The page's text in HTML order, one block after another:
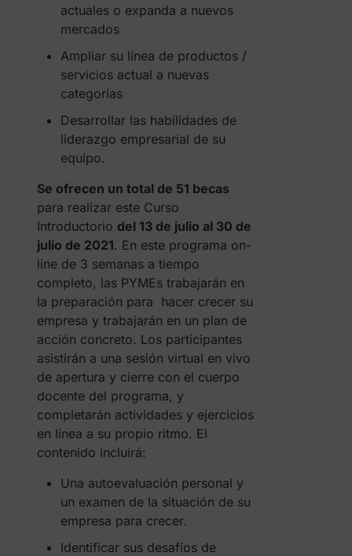
actuales o expanda a nuevos
mercados
Ampliar su línea de productos /
servicios actual a nuevas
categorías
Desarrollar las habilidades de
liderazgo empresarial de su
equipo.
Se ofrecen un total de 51 becas
para realizar este Curso
Introductorio del 13 de julio al 30 de
julio de 2021. En este programa on-
line de 3 semanas a tiempo
completo, las PYMEs trabajarán en
la preparación para hacer crecer su
empresa y trabajarán en un plan de
acción concreto. Los participantes
asistirán a una sesión virtual en vivo
de apertura y cierre con el cuerpo
docente del programa, y
completarán actividades y ejercicios
en línea a su propio ritmo. El
contenido incluirá:
Una autoevaluación personal y
un examen de la situación de su
empresa para crecer.
Identificar sus desafíos de